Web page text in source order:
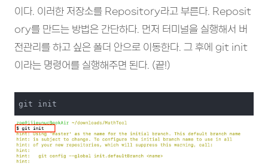
이다. 이러한 저장소를 Repository라고 부른다. Reposit
ory를 만드는 방법은 간단하다. 먼저 터미널을 실행해서 버
전관리를 하고 싶은 폴더 안으로 이동한다. 그 후에 git init
이라는 명령어를 실행해주면 된다. (끝!)
git init